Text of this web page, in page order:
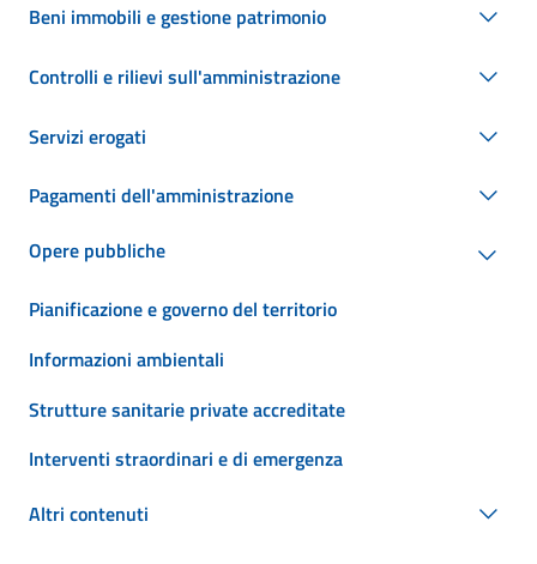
Beni immobili e gestione patrimonio
Controlli e rilievi sull'amministrazione
Servizi erogati
Pagamenti dell'amministrazione
Opere pubbliche
Pianificazione e governo del territorio
Informazioni ambientali
Strutture sanitarie private accreditate
Interventi straordinari e di emergenza
Altri contenuti